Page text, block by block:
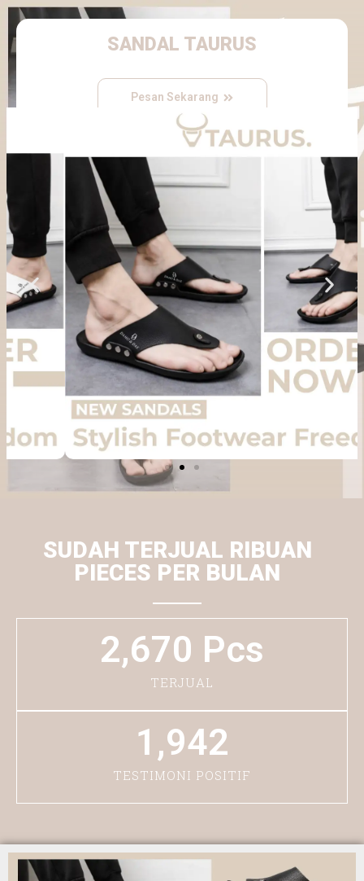
SANDAL TAURUS
Pesan Sekarang
SUDAH TERJUAL RIBUAN
PIECES PER BULAN
2,670 Pcs
TERJUAL
1,942
TESTIMONI POSITIF